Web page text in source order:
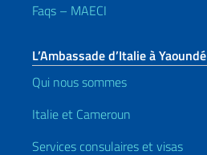
Faqs – MAECI
L’Ambassade d’Italie à Yaoundé
Qui nous sommes
Italie et Cameroun
Services consulaires et visas